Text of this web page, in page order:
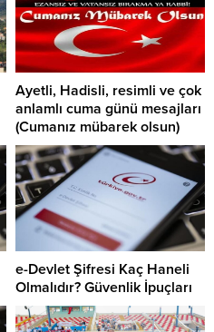
Ayetli, Hadisli, resimli ve çok
anlamlı cuma günü mesajları
(Cumanız mübarek olsun)
e-Devlet Şifresi Kaç Haneli
Olmalıdır? Güvenlik İpuçları